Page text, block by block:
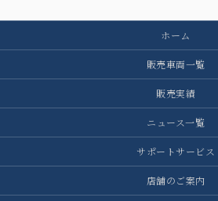
ホーム
販売車両一覧
販売実績
ニュース一覧
サポートサービス
店舗のご案内